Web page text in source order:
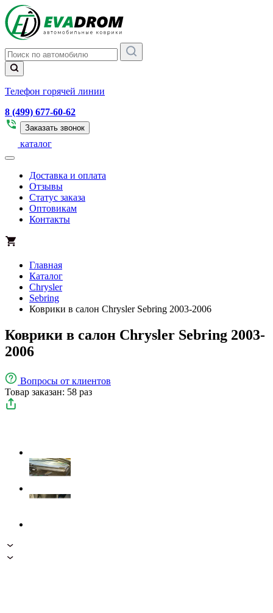
Телефон горячей линии
8 (499) 677-60-62
Заказать звонок
каталог
Доставка и оплата
Отзывы
Статус заказа
Оптовикам
Контакты
Главная
Каталог
Chrysler
Sebring
Коврики в салон Chrysler Sebring 2003-2006
Коврики в салон Chrysler Sebring 2003-
2006
Вопросы от клиентов
Товар заказан: 58 раз